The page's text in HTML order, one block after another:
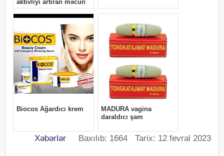
Xəbərlər Baxılıb: 1664 Tarix: 12 fevral 2023